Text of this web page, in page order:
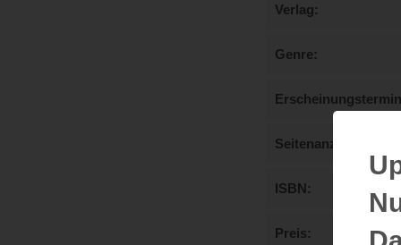
Verlag
Genre
Erscheinungstermin
Seitenanzahl
ISBN
Preis